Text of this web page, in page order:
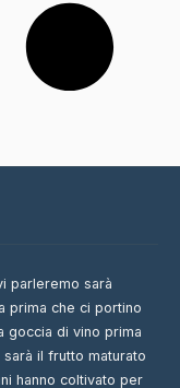
parleremo sarà
prima che ci portino
goccia di vino prima
il frutto maturato
hanno coltivato per